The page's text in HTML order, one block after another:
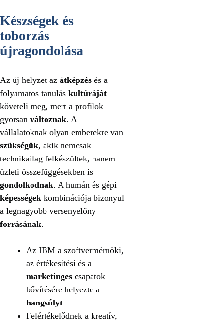
Készségek és
toborzás
újragondolása
Az új helyzet az átképzés és a
folyamatos tanulás kultúráját
követeli meg, mert a profilok
gyorsan változnak. A
vállalatoknak olyan emberekre van
szükségük, akik nemcsak
technikailag felkészültek, hanem
üzleti összefüggésekben is
gondolkodnak. A humán és gépi
képességek kombinációja bizonyul
a legnagyobb versenyelőny
forrásának.
Az IBM a szoftvermérnöki,
az értékesítési és a
marketinges csapatok
bővítésére helyezte a
hangsúlyt.
Felértékelődnek a kreatív,